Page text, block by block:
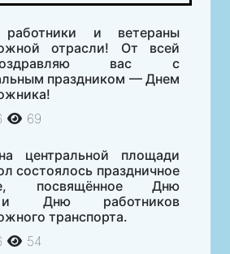
и ветераны
отрасли! От всей
вас с
праздником — Днем
69
центральной площади
состоялось праздничное
посвящённое Дню
Дню работников
транспорта.
54